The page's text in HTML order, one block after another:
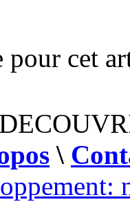
pour cet
\